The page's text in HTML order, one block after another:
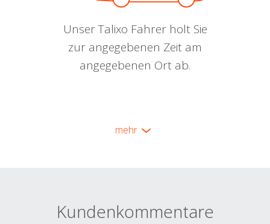
Unser Talixo Fahrer holt Sie
zur angegebenen Zeit am
angegebenen Ort ab.
mehr
Kundenkommentare